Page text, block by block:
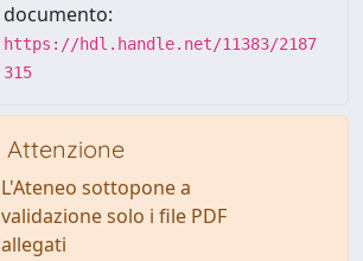
documento:
https://hdl.handle.net/11383/2187
315
Attenzione
L'Ateneo sottopone a
validazione solo i file PDF
allegati